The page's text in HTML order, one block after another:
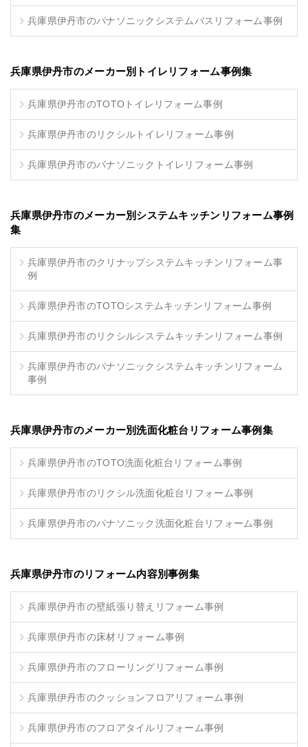
兵庫県伊丹市のパナソニックシステムバスリフォーム事例
兵庫県伊丹市のメーカー別トイレリフォーム事例集
兵庫県伊丹市のTOTOトイレリフォーム事例
兵庫県伊丹市のリクシルトイレリフォーム事例
兵庫県伊丹市のパナソニックトイレリフォーム事例
兵庫県伊丹市のメーカー別システムキッチンリフォーム事例
集
兵庫県伊丹市のクリナップシステムキッチンリフォーム事
例
兵庫県伊丹市のTOTOシステムキッチンリフォーム事例
兵庫県伊丹市のリクシルシステムキッチンリフォーム事例
兵庫県伊丹市のパナソニックシステムキッチンリフォーム
事例
兵庫県伊丹市のメーカー別洗面化粧台リフォーム事例集
兵庫県伊丹市のTOTO洗面化粧台リフォーム事例
兵庫県伊丹市のリクシル洗面化粧台リフォーム事例
兵庫県伊丹市のパナソニック洗面化粧台リフォーム事例
兵庫県伊丹市のリフォーム内容別事例集
兵庫県伊丹市の壁紙張り替えリフォーム事例
兵庫県伊丹市の床材リフォーム事例
兵庫県伊丹市のフローリングリフォーム事例
兵庫県伊丹市のクッションフロアリフォーム事例
兵庫県伊丹市のフロアタイルリフォーム事例